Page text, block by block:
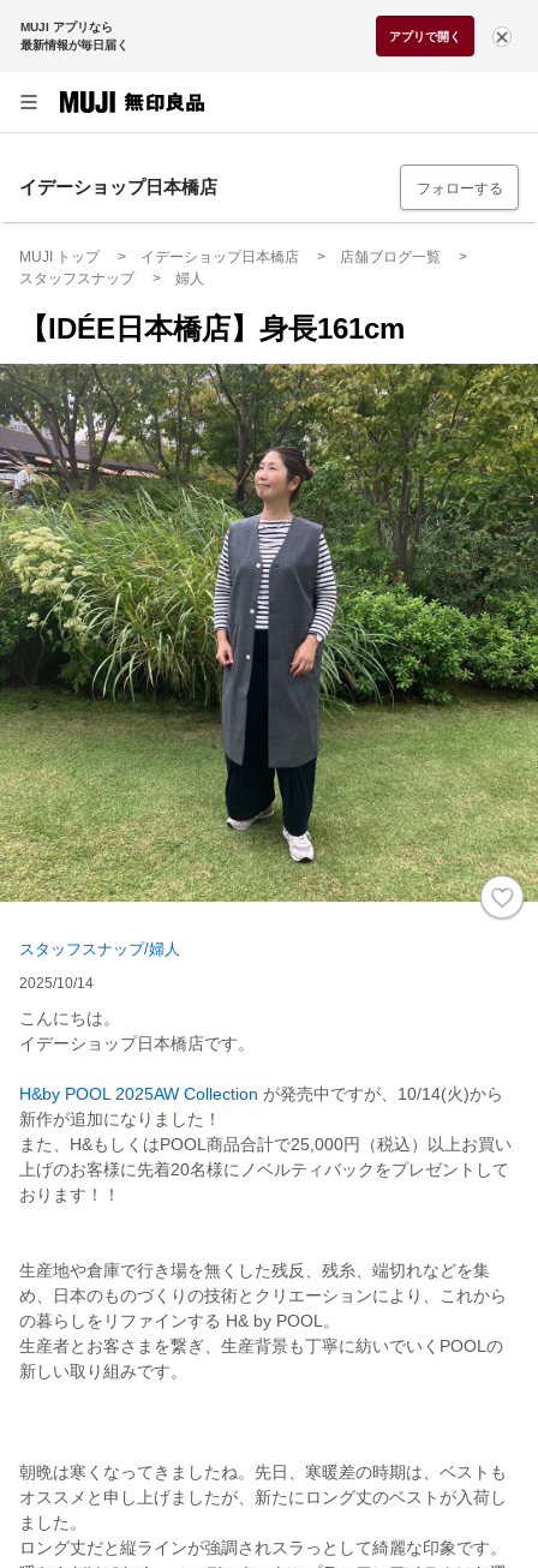
MUJI アプリなら
最新情報が毎日届く
アプリで開く
イデーショップ日本橋店 フォローする
MUJI トップ イデーショップ日本橋店
店舗ブログ一覧
スタッフスナップ
婦人
【IDÉE日本橋店】身長161cm
スタッフスナップ/婦人
2025/10/14
こんにちは。
イデーショップ日本橋店です。
H&by POOL 2025AW Collection が発売中ですが、10/14(火)から
新作が追加になりました！
また、H&もしくはPOOL商品合計で25,000円（税込）以上お買い
上げのお客様に先着20名様にノベルティバックをプレゼントして
おります！！
生産地や倉庫で行き場を無くした残反、残糸、端切れなどを集
め、日本のものづくりの技術とクリエーションにより、これから
の暮らしをリファインする H& by POOL。
生産者とお客さまを繋ぎ、生産背景も丁寧に紡いでいくPOOLの
新しい取り組みです。
朝晩は寒くなってきましたね。先日、寒暖差の時期は、ベストも
オススメと申し上げましたが、新たにロング丈のベストが入荷し
ました。
ロング丈だと縦ラインが強調されスラっとして綺麗な印象です。